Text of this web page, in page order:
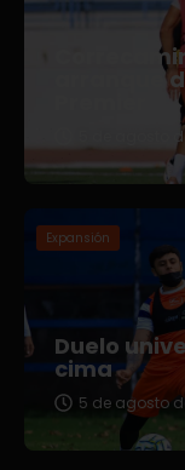
arranque
5 de agosto
Expansión
Duelo
cima
5 de agosto